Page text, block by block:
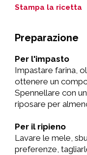
Stampa la ricetta
Preparazione
Per l'impasto
Impastare farina,
ottenere un
Spennellare con
riposare per
Per il ripieno
Lavare le mele,
preferenze,